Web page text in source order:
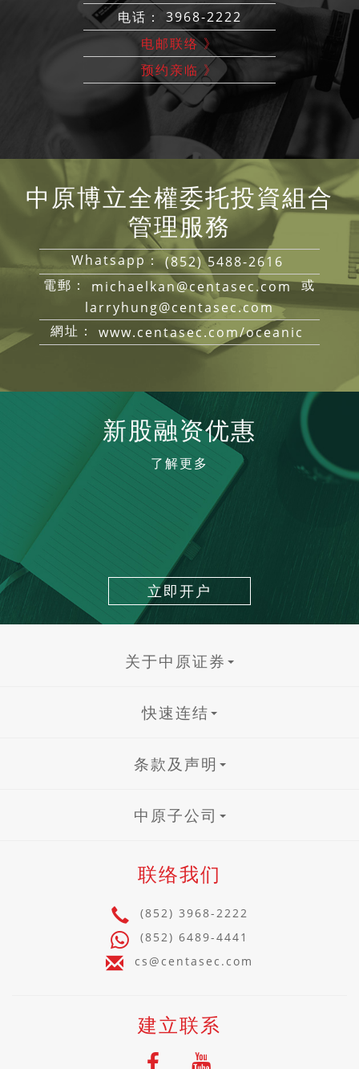
电话： 3968-2222
电邮联络 》
预约亲临 》
中原博立全權委托投資組合
管理服務
Whatsapp： (852) 5488-2616
電郵：
michaelkan@centasec.com 或
larryhung@centasec.com
網址：
www.centasec.com/oceanic
新股融资优惠
了解更多
立即开户
关于中原证券
快速连结
条款及声明
中原子公司
联络我们
(852) 3968-2222
(852) 6489-4441
cs@centasec.com
建立联系